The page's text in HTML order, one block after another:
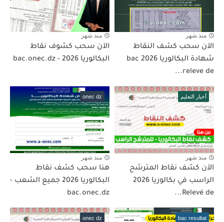
منذ شهر
الآن سحب كشف النقاط
شهادة البكالوريا 2026 bac
releve de...
منذ شهر
الآن سحب كشوف نقاط
البكالوريا 2026 - bac.onec.dz
أخبار التعليم
منذ شهر
الآن كشف نقاط المترشح
الراسب في بكالوريا 2026
Relevé de...
onec dz
منذ شهر
هنا سحب كشف نقاط
البكالوريا 2026 جميع الشعب -
bac.onec.dz
bac resultat
onec dz